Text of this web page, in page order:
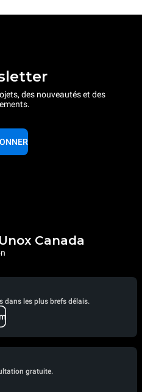
des nouveautés et des
Canada
dans les plus brefs délais.
gratuite.